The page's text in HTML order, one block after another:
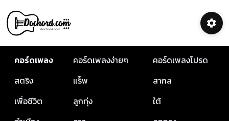
คอร์ดเพลง คอร์ดเพลงง่ายๆ
คอร์ดเพลงโปรด
สตริง
แร็พ
สากล
เพื่อชีวิต
ลูกทุ่ง
ใต้